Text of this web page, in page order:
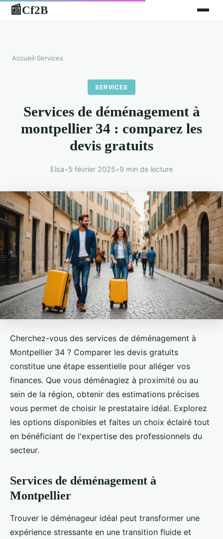
📰Cf2B
Accueil›Services
SERVICES
Services de déménagement à
montpellier 34 : comparez les
devis gratuits
Elsa•5 février 2025•9 min de lecture
Cherchez-vous des services de déménagement à
Montpellier 34 ? Comparer les devis gratuits
constitue une étape essentielle pour alléger vos
finances. Que vous déménagiez à proximité ou au
sein de la région, obtenir des estimations précises
vous permet de choisir le prestataire idéal. Explorez
les options disponibles et faites un choix éclairé tout
en bénéficiant de l'expertise des professionnels du
secteur.
Services de déménagement à
Montpellier
Trouver le déménageur idéal peut transformer une
expérience stressante en une transition fluide et